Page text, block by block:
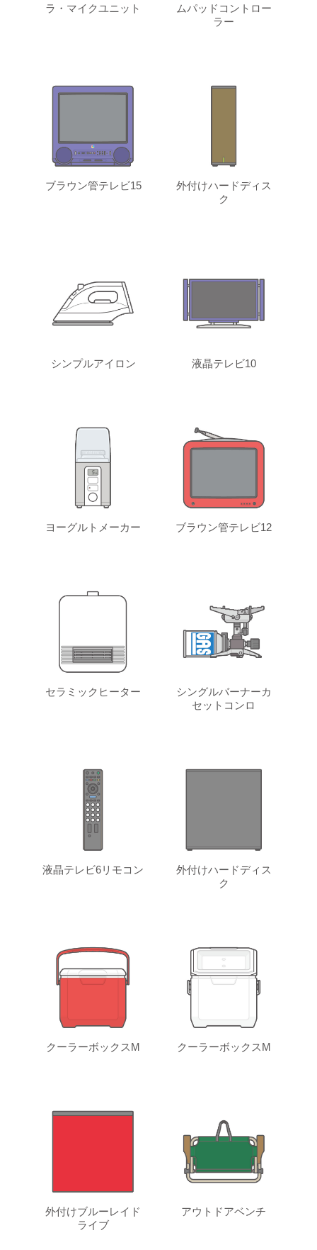
ラ・マイクユニット
ムパッドコントロー
ラー
ブラウン管テレビ15
外付けハードディス
ク
シンプルアイロン 液晶テレビ10
ヨーグルトメーカー ブラウン管テレビ12
セラミックヒーター
シングルバーナーカ
セットコンロ
液晶テレビ6リモコン
外付けハードディス
ク
クーラーボックスM クーラーボックスM
外付けブルーレイド
ライブ
アウトドアベンチ